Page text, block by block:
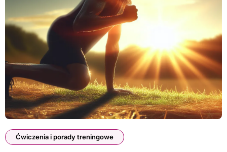
Ćwiczenia i porady treningowe